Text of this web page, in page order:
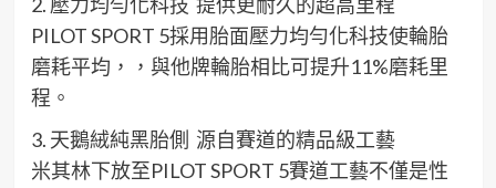
PILOT SPORT 5採用胎面壓力均勻化科技使輪胎
磨耗平均， ， 與他牌輪胎相比可提升11%磨耗里
程。
3. 天鵝絨純黑胎側 源自賽道的精品級工藝
米其林下放至PILOT SPORT 5賽道工藝不僅是性